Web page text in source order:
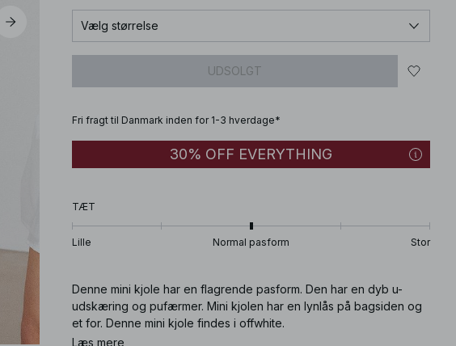
Vælg størrelse
UDSOLGT
Fri fragt til Danmark inden for 1-3 hverdage*
30% OFF EVERYTHING
TÆT
Lille Normal pasform Stor
Denne mini kjole har en flagrende pasform. Den har en dyb u-
udskæring og pufærmer. Mini kjolen har en lynlås på bagsiden og
et for. Denne mini kjole findes i offwhite.
Læs mere